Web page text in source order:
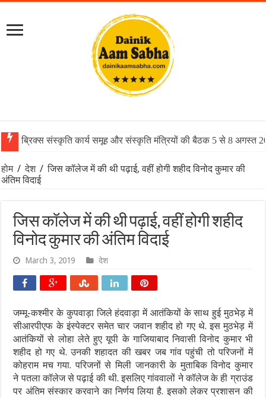
ब्रिक्स संस्कृति कार्य समूह और संस्कृति मंत्रियों की बैठक 5 से 8 अगस्त
होम / देश / जिस कॉलेज में की थी पढ़ाई, वहीं होगी शहीद विनोद कुमार की
अंतिम विदाई
जिस कॉलेज में की थी पढ़ाई, वहीं होगी शहीद
विनोद कुमार की अंतिम विदाई
March 3, 2019 देश
जम्मू-कश्मीर के कुपवाड़ा जिले हंदवाड़ा में आतंकियों के साथ हुई मुठभेड़ में
सीआरपीएफ के इंस्पेक्टर समेत चार जवान शहीद हो गए थे. इस मुठभेड़ में
आतंकियों से लोहा लेते हुए यूपी के गाजियाबाद निवासी विनोद कुमार भी
शहीद हो गए थे. उनकी शहादत की खबर जब गांव पहुंची तो परिजनों में
कोहराम मच गया. परिजनों से मिली जानकारी के मुताबिक विनोद कुमार
ने पतला कॉलेज से पढ़ाई की थी. इसलिए गांववालों ने कॉलेज के ही ग्राउंड
पर अंतिम संस्कार करवाने का निर्णय लिया है. इसको लेकर प्रशासन की